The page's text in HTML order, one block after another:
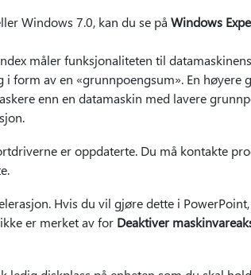
Windows 7.0, kan du se på Windows
måler funksjonaliteten til
i form av en «grunnpoengsum». En
enn en datamaskin med lavere
er oppdaterte. Du må kontakte
Hvis du vil gjøre dette i
er merket av for Deaktiver